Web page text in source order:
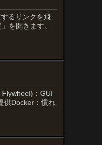
るリンクを飛
を開きます。
：GUI
供Docker：慣れ